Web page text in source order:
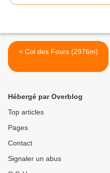
< Col des Fours (2976m)
Hébergé par Overblog
Top articles
Pages
Contact
Signaler un abus